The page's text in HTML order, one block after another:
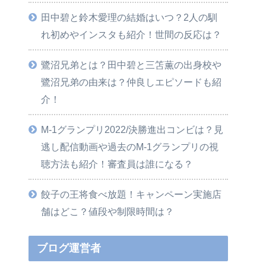
田中碧と鈴木愛理の結婚はいつ？2人の馴
れ初めやインスタも紹介！世間の反応は？
鷺沼兄弟とは？田中碧と三笘薫の出身校や
鷺沼兄弟の由来は？仲良しエピソードも紹
介！
M-1グランプリ2022/決勝進出コンビは？見
逃し配信動画や過去のM-1グランプリの視
聴方法も紹介！審査員は誰になる？
餃子の王将食べ放題！キャンペーン実施店
舗はどこ？値段や制限時間は？
ブログ運営者